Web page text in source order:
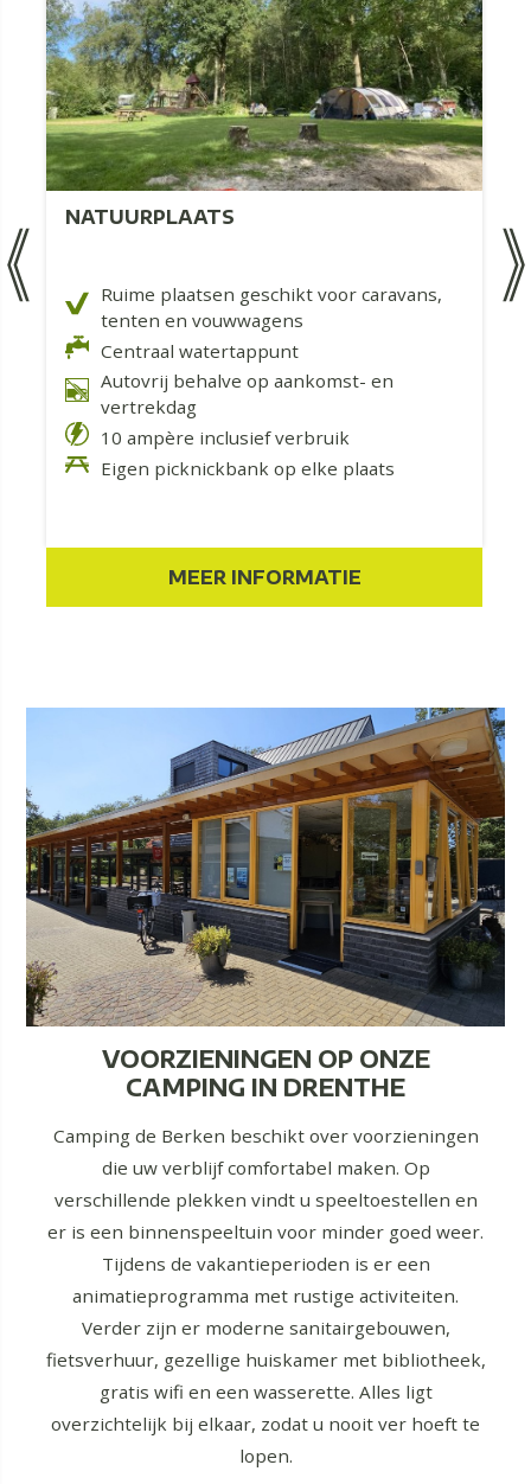
NATUURPLAATS
Ruime plaatsen geschikt voor caravans,
tenten en vouwwagens
Centraal watertappunt
Autovrij behalve op aankomst- en
vertrekdag
10 ampère inclusief verbruik
Eigen picknickbank op elke plaats
MEER INFORMATIE
VOORZIENINGEN OP ONZE
CAMPING IN DRENTHE
Camping de Berken beschikt over voorzieningen
die uw verblijf comfortabel maken. Op
verschillende plekken vindt u speeltoestellen en
er is een binnenspeeltuin voor minder goed weer.
Tijdens de vakantieperioden is er een
animatieprogramma met rustige activiteiten.
Verder zijn er moderne sanitairgebouwen,
fietsverhuur, gezellige huiskamer met bibliotheek,
gratis wifi en een wasserette. Alles ligt
overzichtelijk bij elkaar, zodat u nooit ver hoeft te
lopen.